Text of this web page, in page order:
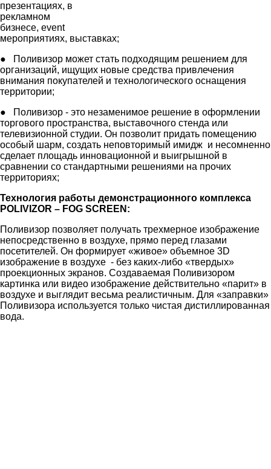
презентациях, в
рекламном
бизнесе, event
мероприятиях, выставках;
● Поливизор может стать подходящим решением для
организаций, ищущих новые средства привлечения
внимания покупателей и технологического оснащения
территории;
● Поливизор - это незаменимое решение в оформлении
торгового пространства, выставочного стенда или
телевизионной студии. Он позволит придать помещению
особый шарм, создать неповторимый имидж и несомненно
сделает площадь инновационной и выигрышной в
сравнении со стандартными решениями на прочих
территориях;
Технология работы демонстрационного комплекса
POLIVIZOR – FOG SCREEN:
Поливизор позволяет получать трехмерное изображение
непосредственно в воздухе, прямо перед глазами
посетителей. Он формирует «живое» объемное 3D
изображение в воздухе - без каких-либо «твердых»
проекционных экранов. Создаваемая Поливизором
картинка или видео изображение действительно «парит» в
воздухе и выглядит весьма реалистичным. Для «заправки»
Поливизора используется только чистая дистиллированная
вода.